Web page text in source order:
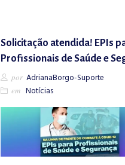
Solicitação atendida! EPIs
Profissionais de Saúde e
por AdrianaBorgo-Suporte
em Notícias